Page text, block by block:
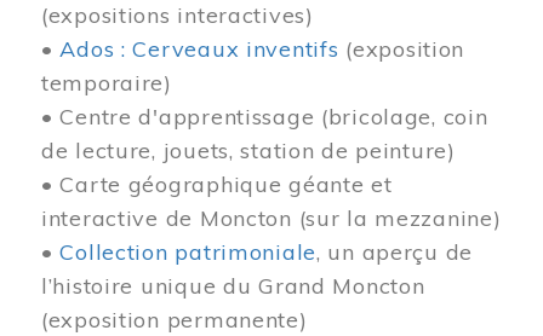
(expositions interactives)
•Ados : Cerveaux inventifs (exposition
temporaire)
• Centre d'apprentissage (bricolage, coin
de lecture, jouets, station de peinture)
• Carte géographique géante et
interactive de Moncton (sur la mezzanine)
•Collection patrimoniale, un aperçu de
l’histoire unique du Grand Moncton
(exposition permanente)